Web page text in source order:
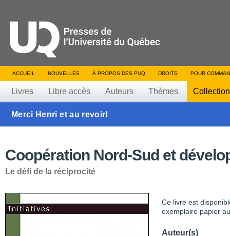
ACCUEIL NOUVELLES À PROPOS DES PUQ DROITS POUR
Livres Libre accès Auteurs Thèmes
Merci Henri et au revoir!
Coopération Nord-Sud et
Le défi de la réciprocité
Ce livre est
exemplaire papier
Auteur(s)